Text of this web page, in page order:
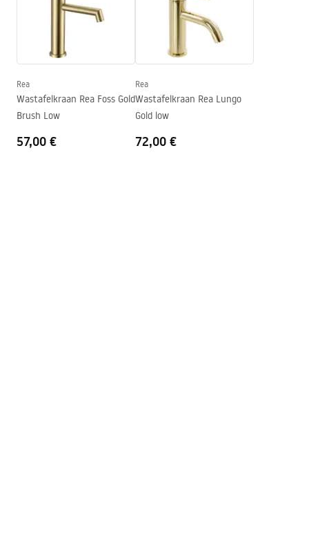
mm
90mm
Vorm
Kraangat
Ja
Warranty_Terms_and_Conditions_Basins_-_5.pdf
Rea
Wastafelkraan Rea Foss Gold
Brush Low
57,00 €
Rea
Wastafelkraan Rea Lungo
Gold low
72,00 €